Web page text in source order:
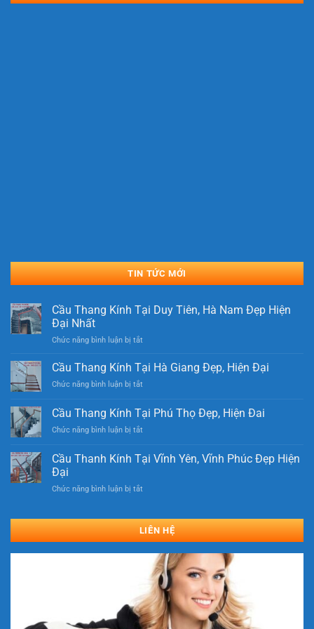
TIN TỨC MỚI
Cầu Thang Kính Tại Duy Tiên, Hà Nam Đẹp Hiện
Đại Nhất
Chức năng bình luận bị tắt
Thang
Kính
Tại
Tiên,
Nam
Hiện
Cầu Thang Kính Tại Hà Giang Đẹp, Hiện Đại
Chức năng bình luận bị tắt
Thang
Kính
Tại
Giang
Đẹp,
Đại
Cầu Thang Kính Tại Phú Thọ Đẹp, Hiện Đai
Chức năng bình luận bị tắt
Thang
Kính
Phú
Hiện
Cầu Thanh Kính Tại Vĩnh Yên, Vĩnh Phúc Đẹp Hiện
Đại
Chức năng bình luận bị tắt
Kính
Tại
Yên,
Vĩnh
Phúc
Đẹp
Hiện
Đại
LIÊN HỆ